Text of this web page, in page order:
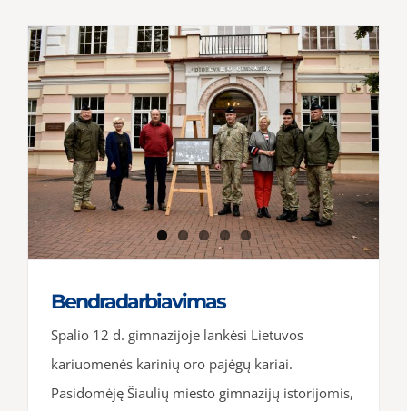
Bendradarbiavimas
Spalio 12 d. gimnazijoje lankėsi Lietuvos
kariuomenės karinių oro pajėgų kariai.
Pasidomėję Šiaulių miesto gimnazijų istorijomis,